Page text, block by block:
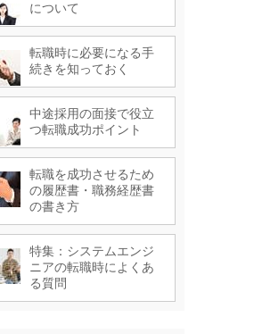
について
転職時に必要になる手
続きを知っておく
中途採用の面接で役立
つ転職成功ポイント
転職を成功させるため
の履歴書・職務経歴書
の書き方
特集：システムエンジ
ニアの転職時によくあ
る質問